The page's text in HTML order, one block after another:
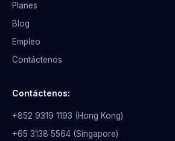
Planes
Blog
Empleo
Contáctenos
Contáctenos:
+852 9319 1193 (Hong Kong)
+65 3138 5564 (Singapore)